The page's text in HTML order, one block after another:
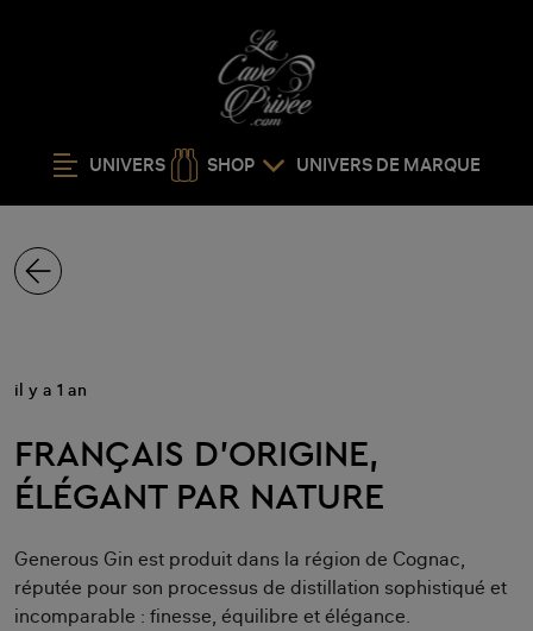
UNIVERS SHOP UNIVERS DE MARQUE
il y a 1 an
FRANÇAIS D'ORIGINE,
ÉLÉGANT PAR NATURE
Generous Gin est produit dans la région de Cognac,
réputée pour son processus de distillation sophistiqué et
incomparable : finesse, équilibre et élégance.